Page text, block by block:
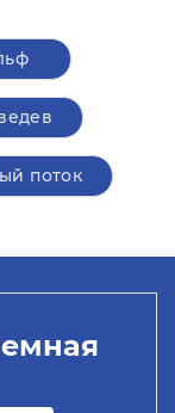
поток